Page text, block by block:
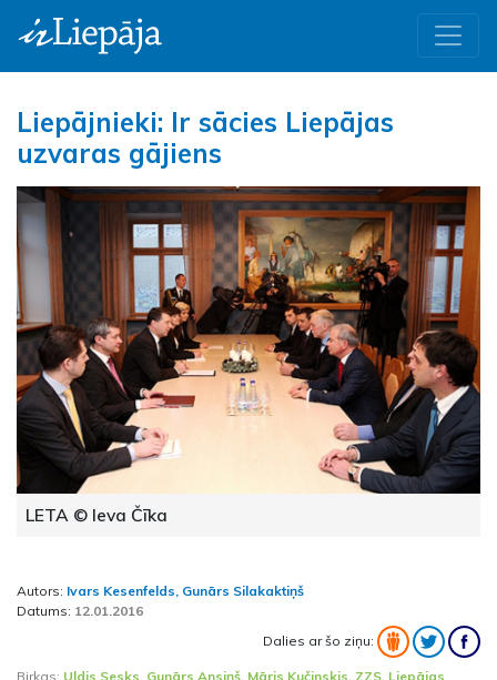
Liepājnieki: Ir sācies Liepājas
uzvaras gājiens
LETA © Ieva Čīka
Autors: Ivars Kesenfelds, Gunārs Silakaktiņš
Datums: 12.01.2016
Dalies ar šo ziņu:
Birkas: Uldis Sesks, Gunārs Ansiņš, Māris Kučinskis, ZZS, Liepājas